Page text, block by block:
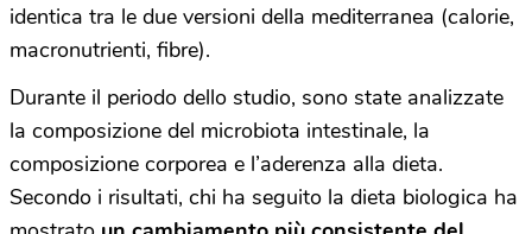
identica tra le due versioni della mediterranea (calorie,
macronutrienti, fibre).
Durante il periodo dello studio, sono state analizzate
la composizione del microbiota intestinale, la
composizione corporea e l’aderenza alla dieta.
Secondo i risultati, chi ha seguito la dieta biologica ha